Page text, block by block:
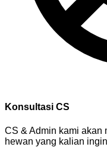
Konsultasi CS
CS & Admin kami akan
hewan yang kalian